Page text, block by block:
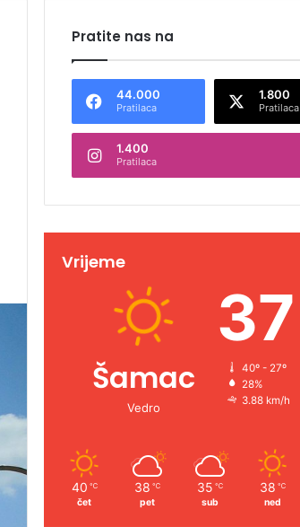
Pratite nas na
44.000
Pratilaca
1.800
Pratilaca
1.400
Pratilaca
Vrijeme
Šamac
Vedro
37
40º - 27º
28%
3.88 km/h
40 ℃
čet
38 ℃
pet
35 ℃
sub
38 ℃
ned